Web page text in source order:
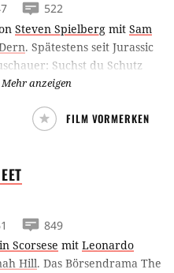
522
Steven Spielberg mit Sam
. Spätestens seit Jurassic
Suchst du Schutz
T-Rex, meide
Mehr anzeigen
FILM VORMERKEN
849
Scorsese mit Leonardo
Hill. Das Börsendrama The